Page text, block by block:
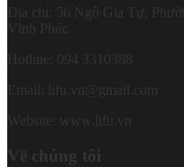
Địa chỉ: 56 Ngô Gia Tự,
Hotline: 094 3310388
Về chúng tôi